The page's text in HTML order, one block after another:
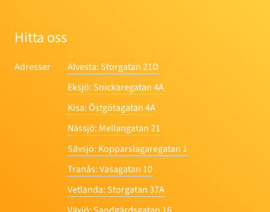
Hitta oss
Adresser Alvesta: Storgatan 21D
Eksjö: Snickaregatan 4A
Kisa: Östgötagatan 4A
Nässjö: Mellangatan 21
Sävsjö: Kopparslagaregatan 1
Tranås: Vasagatan 10
Vetlanda: Storgatan 37A